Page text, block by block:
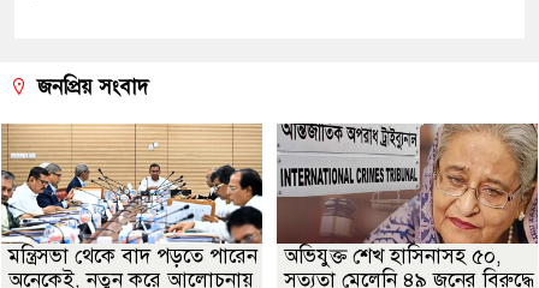
জনপ্রিয় সংবাদ
মন্ত্রিসভা থেকে বাদ পড়তে পারেন
অনেকেই, নতুন করে আলোচনায়
অভিযুক্ত শেখ হাসিনাসহ ৫০,
সত্যতা মেলেনি ৪৯ জনের বিরুদ্ধে